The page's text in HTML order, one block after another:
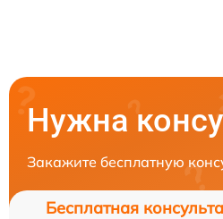
Нужна
Закажите бесплатную
Бесплатная